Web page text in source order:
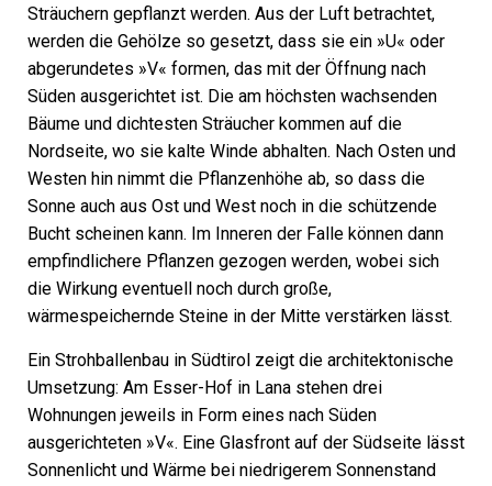
Sträuchern gepflanzt werden. Aus der Luft betrachtet,
werden die Gehölze so gesetzt, dass sie ein »U« oder
abgerundetes »V« formen, das mit der Öffnung nach
Süden ausgerichtet ist. Die am höchsten wachsenden
Bäume und dichtesten Sträucher kommen auf die
Nordseite, wo sie kalte Winde abhalten. Nach Osten und
Westen hin nimmt die Pflanzenhöhe ab, so dass die
Sonne auch aus Ost und West noch in die schützende
Bucht scheinen kann. Im Inneren der Falle können dann
empfindlichere Pflanzen gezogen werden, wobei sich
die Wirkung eventuell noch durch große,
wärmespeichernde Steine in der Mitte verstärken lässt.
Ein Strohballenbau in Südtirol zeigt die architektonische
Umsetzung: Am Esser-Hof in Lana stehen drei
Wohnungen jeweils in Form eines nach Süden
ausgerichteten »V«. Eine Glasfront auf der Südseite lässt
Sonnenlicht und Wärme bei niedrigerem Sonnenstand